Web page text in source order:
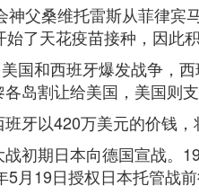
神父桑维托雷斯从菲律宾
了天花疫苗接种，因此
国和西班牙爆发战争，
岛割让给美国，美国则
牙以420万美元的价钱
初期日本向德国宣战。
5月19日授权日本托管战